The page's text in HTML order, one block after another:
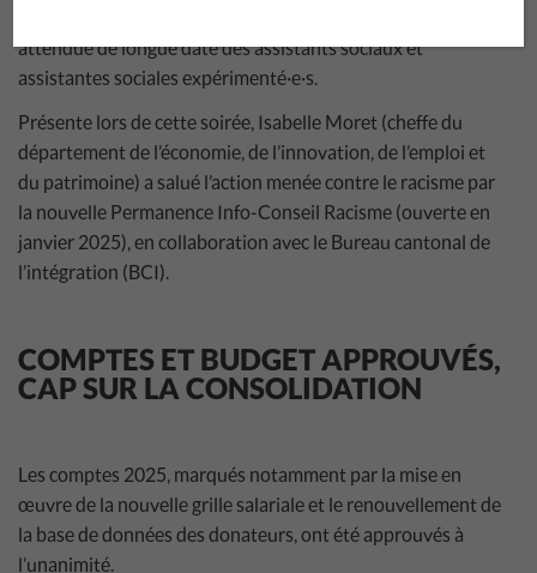
attendue de longue date des assistants sociaux et
assistantes sociales expérimenté·e·s.
Présente lors de cette soirée, Isabelle Moret (cheffe du
département de l’économie, de l’innovation, de l’emploi et
du patrimoine) a salué l’action menée contre le racisme par
la nouvelle Permanence Info-Conseil Racisme (ouverte en
janvier 2025), en collaboration avec le Bureau cantonal de
l’intégration (BCI).
COMPTES ET BUDGET APPROUVÉS,
CAP SUR LA CONSOLIDATION
Les comptes 2025, marqués notamment par la mise en
œuvre de la nouvelle grille salariale et le renouvellement de
la base de données des donateurs, ont été approuvés à
l’unanimité.